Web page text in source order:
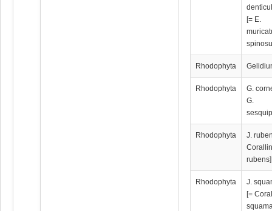
[= E.
Rhodophyta
Rhodophyta
G.
G.
Rhodophyta
J.
rubens]
Rhodophyta
J.
[=